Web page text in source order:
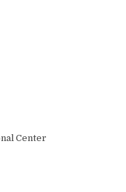
Center